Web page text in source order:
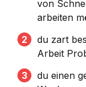
von
arbeiten
du zart
Arbeit
du einen